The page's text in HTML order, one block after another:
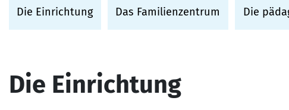
Die Einrichtung Das Familienzentrum Die
Die Einrichtung